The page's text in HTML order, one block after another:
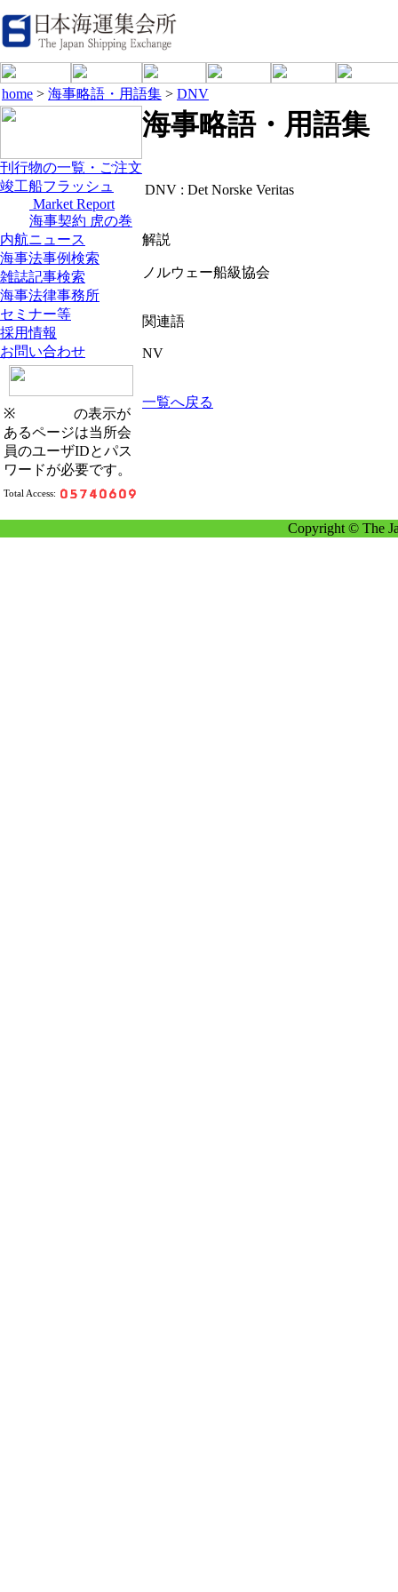
home > 海事略語・用語集 > DNV
刊行物の一覧・ご注文
竣工船フラッシュ
Market Report
海事契約 虎の巻
内航ニュース
海事法事例検索
雑誌記事検索
海事法律事務所
セミナー等
採用情報
お問い合わせ
※
の表示が
あるページは当所会
員のユーザIDとパス
ワードが必要です。
Total Access:
海事略語・用語集
DNV : Det Norske Veritas
解説
ノルウェー船級協会
関連語
NV
一覧へ戻る
Copyright © The